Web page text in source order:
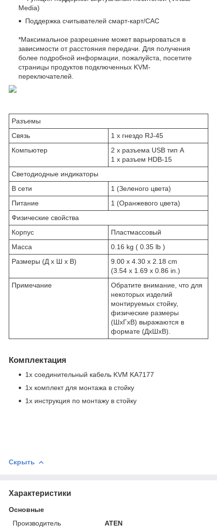
Media)
Поддержка считывателей смарт-карт/CAC
*Максимальное разрешение может варьироваться в
зависимости от расстояния передачи. Для получения
более подробной информации, пожалуйста, посетите
страницы продуктов подключенных KVM-
переключателей.
Разъемы
Связь
1 x гнездо RJ-45
Компьютер
2 x разъема USB тип А
1 x разъем HDB-15
Светодиодные индикаторы
В сети
1 (Зеленого цвета)
Питание
1 (Оранжевого цвета)
Физические свойства
Корпус
Пластмассовый
Масса
0.16 kg ( 0.35 lb )
Размеры (Д х Ш х В)
9.00 x 4.30 x 2.18 cm
(3.54 x 1.69 x 0.86 in.)
Примечание
Обратите внимание, что для
некоторых изделий
монтируемых стойку,
физические размеры
(ШxГxВ) выражаются в
формате (ДxШxВ).
Комплектация
1x соединительный кабель KVM KA7177
1х комплект для монтажа в стойку
1x инструкция по монтажу в стойку
Скрыть
Характеристики
Основные
Производитель
ATEN